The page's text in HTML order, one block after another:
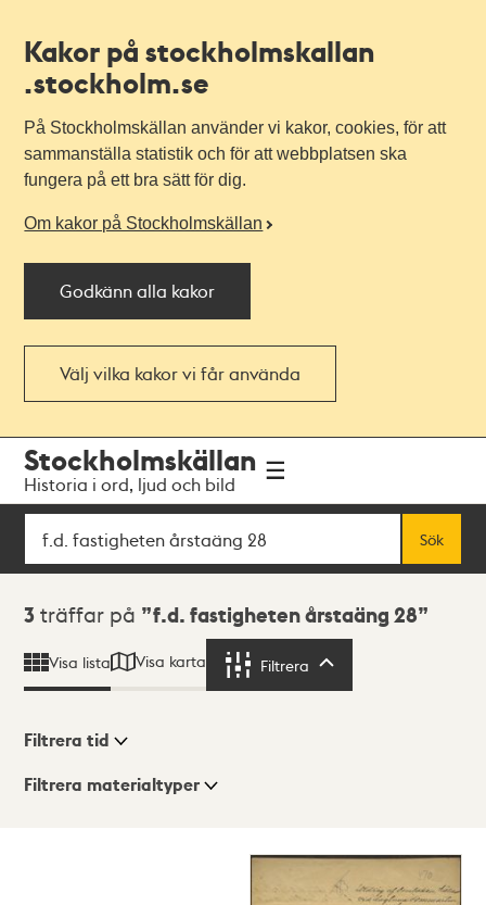
Kakor på stockholmskallan
.stockholm.se
På Stockholmskällan använder vi kakor, cookies, för att
sammanställa statistik och för att webbplatsen ska
fungera på ett bra sätt för dig.
Om kakor på Stockholmskällan
Godkänn alla kakor
Välj vilka kakor vi får använda
navigationen
huvudinnehållet
Stockholmskällan
Historia i ord, ljud och bild
Sök
Sök
Sökresultat
3 träffar på f.d. fastigheten årstaäng 28
Visa lista Visa karta Filtrera
Visningsläge
Filtrera tid
Filtrera materialtyper